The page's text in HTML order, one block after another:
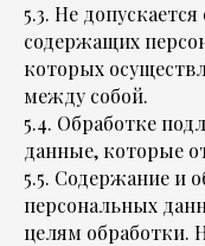
5.3. Не
содержащих
которых
между собой.
5.4. Обработке
данные, которые
5.5. Содержание и
персональных
целям обработки.